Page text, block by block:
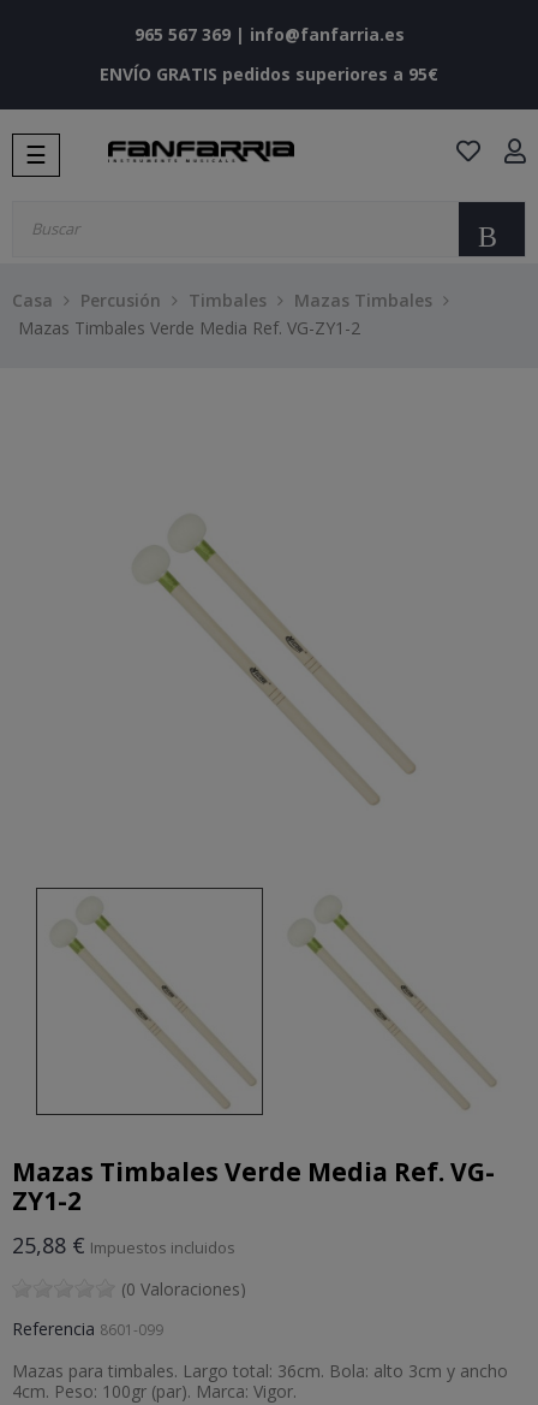
965 567 369| info@fanfarria.es
ENVÍO GRATIS pedidos superiores a 95€
Navegación
de
☰
Casa Percusión Timbales
Mazas Timbales
Mazas Timbales Verde Media Ref. VG-ZY1-2
Mazas Timbales Verde Media Ref. VG-
ZY1-2
25,88 € Impuestos incluidos
(0 Valoraciones)
Referencia 8601-099
Mazas para timbales. Largo total: 36cm. Bola: alto 3cm y ancho
4cm. Peso: 100gr (par). Marca: Vigor.